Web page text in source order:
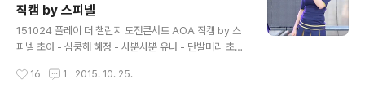
직캠 by 스피넬
151024 플레이 더 챌린지 도전콘서트 AOA 직캠 by 스
피넬 초아 - 심쿵해 혜정 - 사뿐사뿐 유나 - 단발머리 초아
16 1 2015. 10. 25.